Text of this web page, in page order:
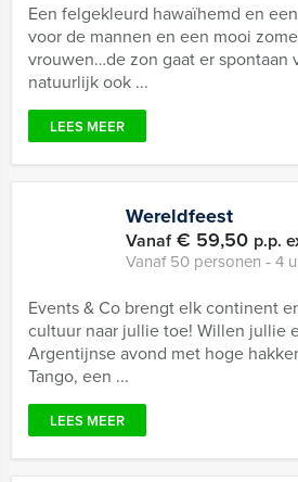
Een felgekleurd hawaïhemd en
voor de mannen en een mooi
vrouwen…de zon gaat er spontaan
natuurlijk ook ...
LEES MEER
Wereldfeest
Vanaf€ 59,50 p.p.
Vanaf 50 personen ‐ 4
Events & Co brengt elk continent
cultuur naar jullie toe! Willen jullie
Argentijnse avond met hoge
Tango, een ...
LEES MEER